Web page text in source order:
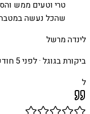
טרי וטעים ממש
שהכל נעשה במטבח
לינדה מרשל
ביקורת בגוגל ·לפני 5 חודשים
ל